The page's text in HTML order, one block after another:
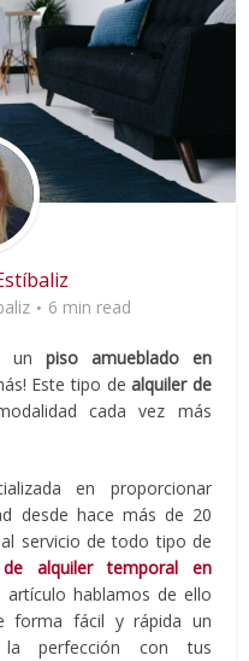
6 min read
un piso amueblado en
Este tipo de alquiler de
cada vez más
en proporcionar
desde hace más de 20
servicio de todo tipo de
alquiler temporal en
artículo hablamos de ello
forma fácil y rápida un
perfección con tus